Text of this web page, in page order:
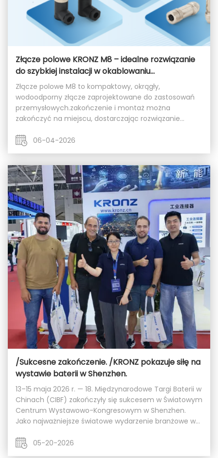
Złącze polowe KRONZ M8 – idealne rozwiązanie
do szybkiej instalacji w okablowaniu
przemysłowym
Złącze polowe M8 to kompaktowy, okrągły,
wodoodporny złącze zaprojektowane do zastosowań
przemysłowych.zakończenie i montaż można
zakończyć na miejscu, dostarczając rozwiązanie
miniaturowych siłowników. Trzy kluczowe zalety
06-04-2026
/Sukcesne zakończenie. /KRONZ pokazuje siłę na
wystawie baterii w Shenzhen.
13–15 maja 2026 r. — 18. Międzynarodowe Targi Baterii w
Chinach (CIBF) zakończyły się sukcesem w Światowym
Centrum Wystawowo-Kongresowym w Shenzhen.
Jako najważniejsze światowe wydarzenie branżowe w
wystawa zgromadziła liczne elity branżowe z kraju i ...
05-20-2026